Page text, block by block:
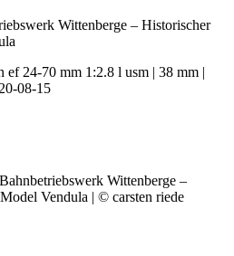
Wittenberge – Historischer
ef 24-70 mm 1:2.8 l usm | 38 mm |
08-15